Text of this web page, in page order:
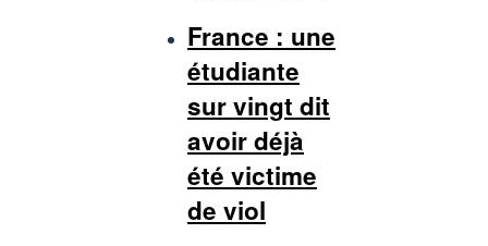
France : une
étudiante
sur vingt dit
avoir déjà
été victime
de viol